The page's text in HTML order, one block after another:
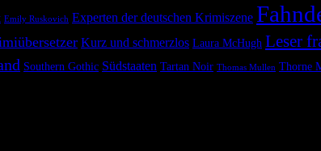
Emily Ruskovich Experten der deutschen Krimiszene
Kurz und schmerzlos Laura McHugh Leser
Southern Gothic Südstaaten Tartan Noir Thomas Mullen Thorne